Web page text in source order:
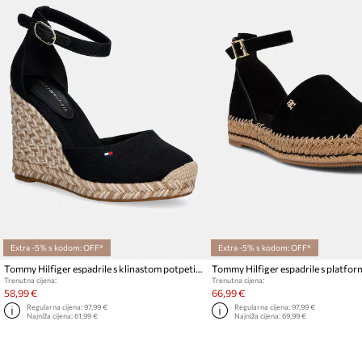
Extra -5% s kodom: OFF*
Tommy Hilfiger espadrile s klinastom potpeticom za žene FLAG HIGH WEDGE ESPAD CLOSED TOE
Trenutna cijena:
58,99 €
Regularna cijena:97,99 €
Najniža cijena:61,99 €
Extra -5% s kodom: OFF*
Trenutna cijena:
66,99 €
Regularna cijena:97,99 €
Najniža cijena:69,99 €